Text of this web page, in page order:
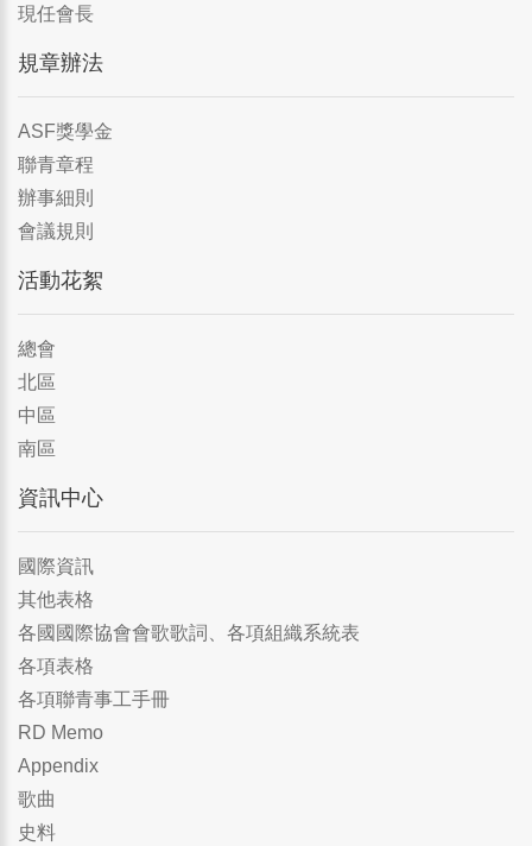
現任會長
規章辦法
ASF獎學金
聯青章程
辦事細則
會議規則
活動花絮
總會
北區
中區
南區
資訊中心
國際資訊
其他表格
各國國際協會會歌歌詞、各項組織系統表
各項表格
各項聯青事工手冊
RD Memo
Appendix
歌曲
史料